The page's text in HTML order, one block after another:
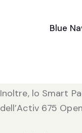
Blue
Quello della
Inoltre, lo Smart
dell’Activ 675